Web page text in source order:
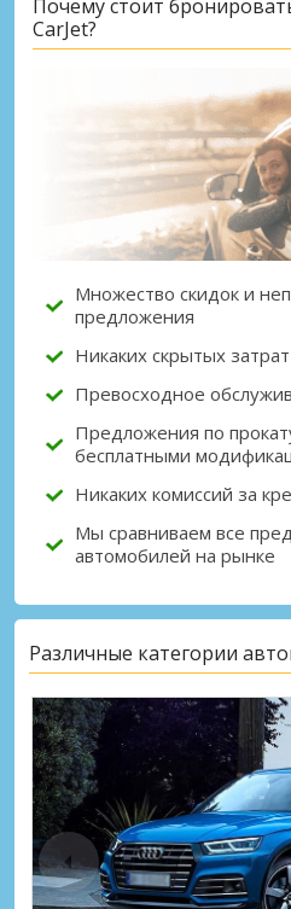
Лучшие
Получите доступ к
предложениям
Войти с
Почему стоит
CarJet?
Множество скидок и
предложения
Никаких скрытых затрат
Превосходное
Предложения по
бесплатными
Никаких комиссий за
Мы сравниваем все
автомобилей на рынке
Различные категории